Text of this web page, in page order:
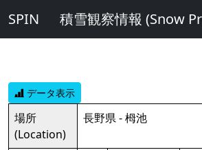
SPIN 積雪観察情報 (Snow
データ表示
場所
(Location)
長野県 - 栂池